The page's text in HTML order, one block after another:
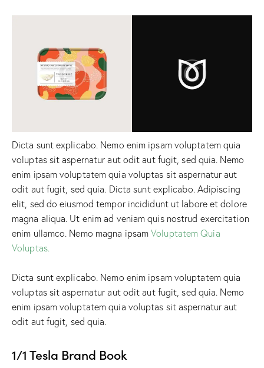
Dicta sunt explicabo. Nemo enim ipsam voluptatem quia
voluptas sit aspernatur aut odit aut fugit, sed quia. Nemo
enim ipsam voluptatem quia voluptas sit aspernatur aut
odit aut fugit, sed quia. Dicta sunt explicabo. Adipiscing
elit, sed do eiusmod tempor incididunt ut labore et dolore
magna aliqua. Ut enim ad veniam quis nostrud exercitation
enim ullamco. Nemo magna ipsamVoluptatem Quia
Voluptas.
Dicta sunt explicabo. Nemo enim ipsam voluptatem quia
voluptas sit aspernatur aut odit aut fugit, sed quia. Nemo
enim ipsam voluptatem quia voluptas sit aspernatur aut
odit aut fugit, sed quia.
1/1 Tesla Brand Book